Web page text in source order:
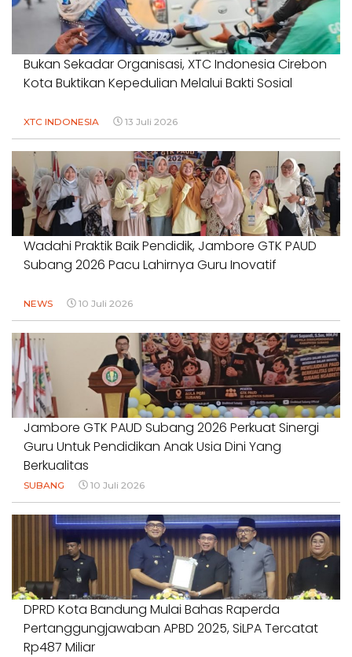
Bukan Sekadar Organisasi, XTC Indonesia Cirebon
Kota Buktikan Kepedulian Melalui Bakti Sosial
XTC INDONESIA 13 Juli 2026
Wadahi Praktik Baik Pendidik, Jambore GTK PAUD
Subang 2026 Pacu Lahirnya Guru Inovatif
NEWS 10 Juli 2026
Jambore GTK PAUD Subang 2026 Perkuat Sinergi
Guru Untuk Pendidikan Anak Usia Dini Yang
Berkualitas
SUBANG 10 Juli 2026
DPRD Kota Bandung Mulai Bahas Raperda
Pertanggungjawaban APBD 2025, SiLPA Tercatat
Rp487 Miliar